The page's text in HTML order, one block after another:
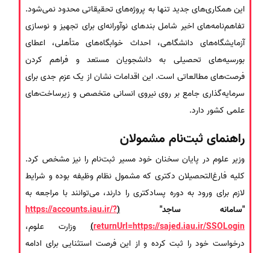
این همکاری‌های جدید تنها به پروژه‌های تحقیقاتی محدود نمی‌شود.
تفاهم‌نامه‌های اخیر شامل بندهای نوآورانه‌ای برای تجهیز و نوسازی
آزمایشگاه‌های دانشگاهی، احداث خوابگاه‌های متأهلی، اعطای
بورسیه‌های تحصیلی به دانشجویان مستعد و فراهم کردن
فرصت‌های مطالعاتی است. این اقدامات نشان از یک عزم جدی برای
سرمایه‌گذاری جامع بر روی نیروی انسانی متخصص و زیرساخت‌های
علمی کشور دارد.
راهنمای ثبت‌نام مشمولان
وزیر علوم در پایان سخنان خود مسیر ثبت‌نام را نیز مشخص کرد.
کلیه فارغ‌التحصیلان دکتری که مشمول نظام وظیفه بوده و شرایط
لازم برای ورود به دوره پسادکتری را دارند، می‌توانند با مراجعه به
"سامانه ساجد"
(
https://accounts.iau.ir/?
returnUrl=https://sajed.iau.ir/SSOLogin
) وزارت علوم،
درخواست خود را ثبت کرده و از این فرصت استثنایی برای ادامه